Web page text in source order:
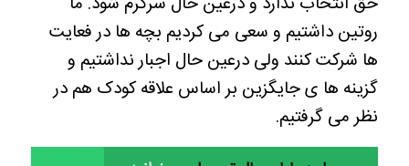
روتین داشتیم و سعی می کردیم بچه ها در فعایت
ها شرکت کنند ولی درعین حال اجبار نداشتیم و
گزینه ها ی جایگزین بر اساس علاقه کودک هم در
نظر می گرفتیم.